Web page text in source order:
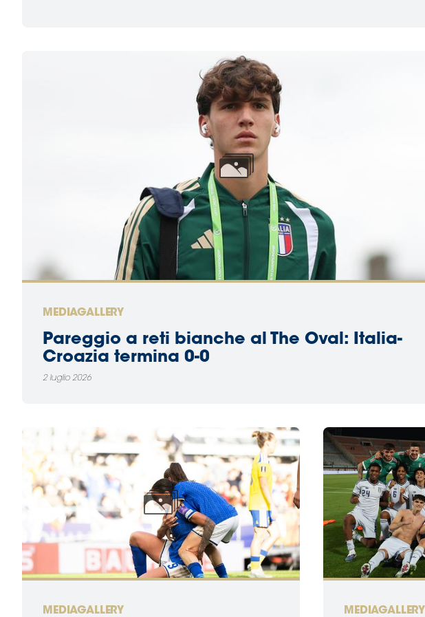
MEDIAGALLERY
Pareggio a reti bianche al The Oval: Italia-
Croazia termina 0-0
2 luglio 2026
MEDIAGALLERY MEDIAGALLERY